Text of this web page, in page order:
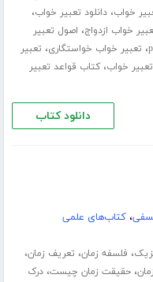
خواب،دانلود تعبیر خواب،
خواب ازدواج، اصول تعبیر
، تعبیر خواب خواستگاری، تعبیر
خواب،کتاب قواعد تعبیر
دانلود کتاب
،کتاب‌های علمی
، فلسفه زمان، تعریف زمان،
،حقیقت زمان چیست،درک